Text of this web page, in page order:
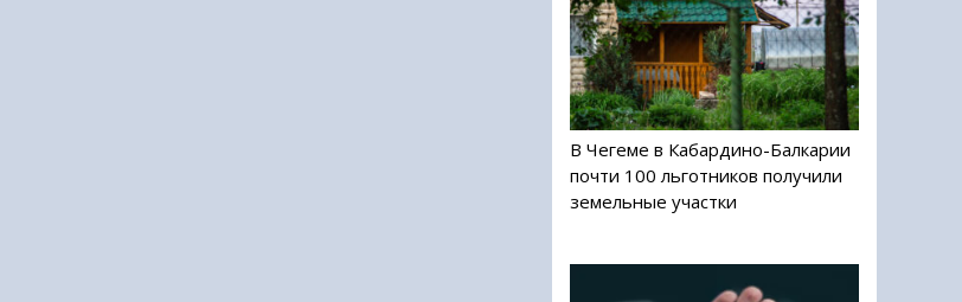
В Чегеме в Кабардино-Балкарии
почти 100 льготников получили
земельные участки